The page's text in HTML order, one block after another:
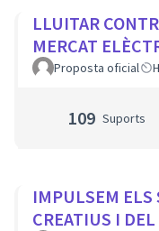
LLUITAR
MERCAT
Proposta oficial
109 Suports
IMPULSEM ELS
CREATIUS I